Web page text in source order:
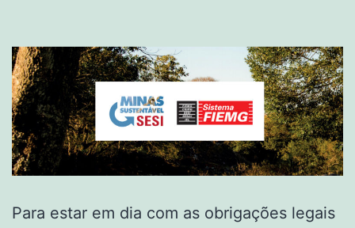
Para estar em dia com as obrigações legais